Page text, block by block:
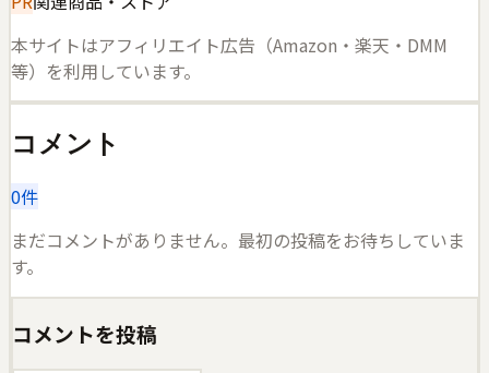
本サイトはアフィリエイト広告（Amazon・楽天・DMM
等）を利用しています。
コメント
0件
まだコメントがありません。最初の投稿をお待ちしていま
す。
コメントを投稿